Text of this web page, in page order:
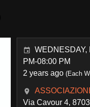
WEDNESDAY,
PM-08:00 PM
2 years ago (Each
Via Cavour 4,